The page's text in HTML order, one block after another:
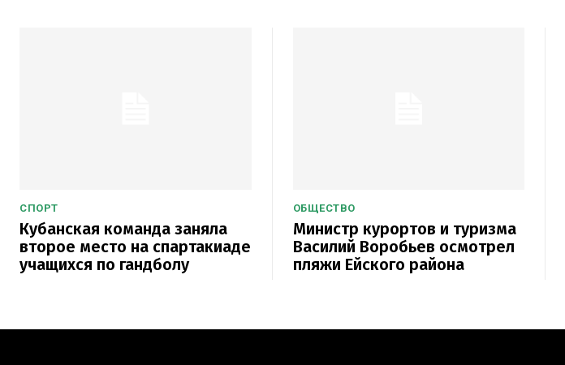
СПОРТ
Кубанская команда заняла
второе место на спартакиаде
учащихся по гандболу
ОБЩЕСТВО
Министр курортов и туризма
Василий Воробьев осмотрел
пляжи Ейского района